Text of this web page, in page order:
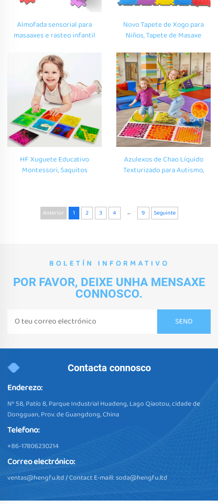
Almofada sensorial para
masaaxes e rasteo infantil
pezas EVA sensoriais para a
sala de xogo dos nenos.
Tapete sensorial de presión
para o autismo.
Novo Tapete de Xogo para
Niños, Tapete de Masaxe
Espuma EVA para Puzzles de
Pasos e Presión, Tapete
Educativo de Sensores
HF Xuguete Educativo
Montessori, Saquitos
Suaves Suaves para Niños en
Azulexos de Chao Líquido
Texturizado para Autismo,
Sensorial de Lava para Niños
Anterior 1 2 3 4 ... 9 Seguinte
BOLETÍN INFORMATIVO
POR FAVOR, DEIXE UNHA MENSAXE
CONNOSCO.
Contacta connosco
Enderezo:
Nº 58, Patío 8, Parque Industrial Huadeng, Lago Qiaotou, cidade de
Dongguan, Prov. de Guangdong, China
Telefono:
+86-17806230214
Correo electrónico:
ventas@hengfu.ltd/ Contact E-maill:soda@hengfu.ltd